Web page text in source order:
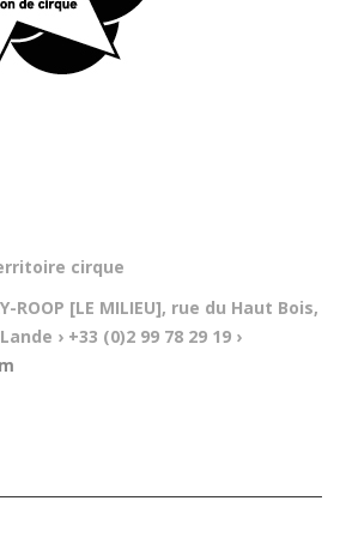
cirque
ROOP [LE MILIEU], rue du Haut Bois,
› +33 (0)2 99 78 29 19 ›